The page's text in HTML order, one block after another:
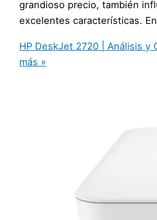
grandioso precio, también
excelentes características. En
HP DeskJet 2720 | Análisis y
más »